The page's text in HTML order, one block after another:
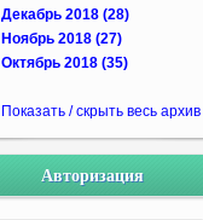
Декабрь 2018 (28)
Ноябрь 2018 (27)
Октябрь 2018 (35)
Показать / скрыть весь архив
Авторизация